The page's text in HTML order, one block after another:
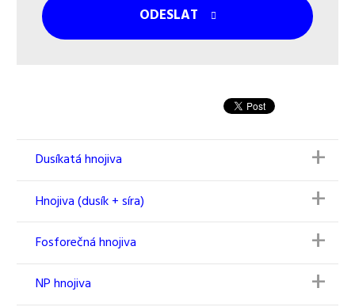
ODESLAT
Dusíkatá hnojiva
Hnojiva (dusík + síra)
Fosforečná hnojiva
NP hnojiva